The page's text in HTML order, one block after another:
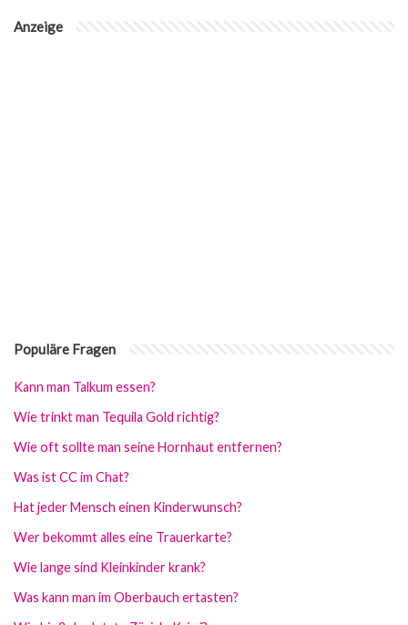
Anzeige
Populäre Fragen
Kann man Talkum essen?
Wie trinkt man Tequila Gold richtig?
Wie oft sollte man seine Hornhaut entfernen?
Was ist CC im Chat?
Hat jeder Mensch einen Kinderwunsch?
Wer bekommt alles eine Trauerkarte?
Wie lange sind Kleinkinder krank?
Was kann man im Oberbauch ertasten?